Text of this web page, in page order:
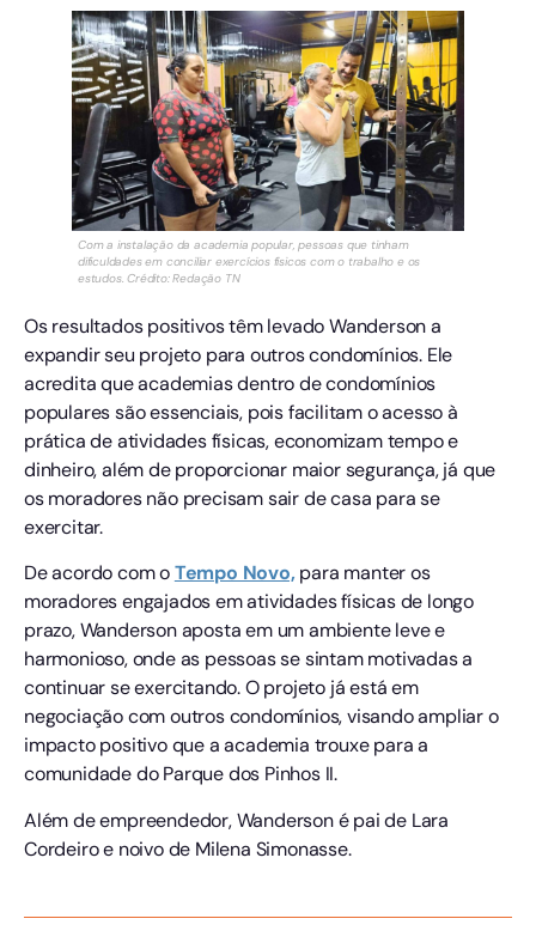
Com a instalação da academia popular, pessoas que tinham
dificuldades em conciliar exercícios físicos com o trabalho e os
estudos. Crédito: Redação TN
Os resultados positivos têm levado Wanderson a
expandir seu projeto para outros condomínios. Ele
acredita que academias dentro de condomínios
populares são essenciais, pois facilitam o acesso à
prática de atividades físicas, economizam tempo e
dinheiro, além de proporcionar maior segurança, já que
os moradores não precisam sair de casa para se
exercitar.
De acordo com oTempo Novo, para manter os
moradores engajados em atividades físicas de longo
prazo, Wanderson aposta em um ambiente leve e
harmonioso, onde as pessoas se sintam motivadas a
continuar se exercitando. O projeto já está em
negociação com outros condomínios, visando ampliar o
impacto positivo que a academia trouxe para a
comunidade do Parque dos Pinhos II.
Além de empreendedor, Wanderson é pai de Lara
Cordeiro e noivo de Milena Simonasse.